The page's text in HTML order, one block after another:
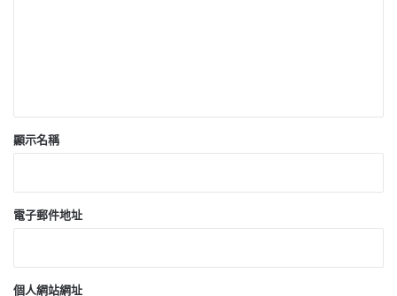
顯示名稱
電子郵件地址
個人網站網址